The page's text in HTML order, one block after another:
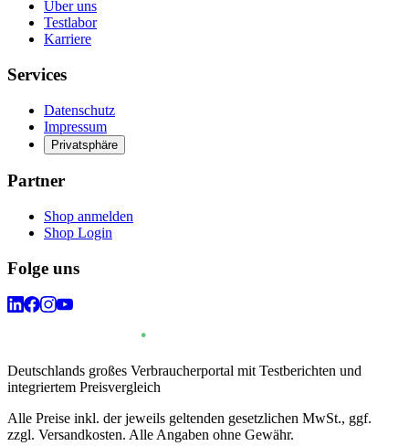
Über uns
Testlabor
Karriere
Services
Datenschutz
Impressum
Privatsphäre
Partner
Shop anmelden
Shop Login
Folge uns
Deutschlands großes Verbraucherportal mit Testberichten und
integriertem Preisvergleich
Alle Preise inkl. der jeweils geltenden gesetzlichen MwSt., ggf.
zzgl. Versandkosten. Alle Angaben ohne Gewähr.